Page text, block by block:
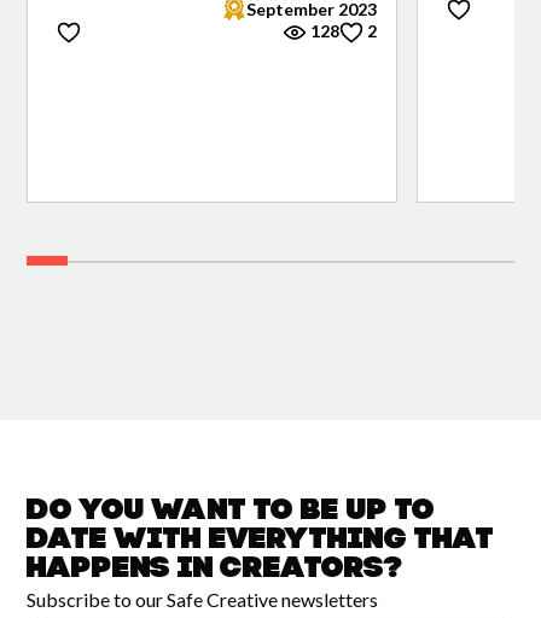
September 2023
128
2
Do you want to be up to
date witheverything that
happens inCreators?
Subscribe to our Safe Creative newsletters